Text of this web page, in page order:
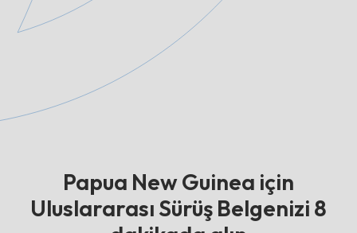
Papua New Guinea için
Uluslararası Sürüş Belgenizi 8